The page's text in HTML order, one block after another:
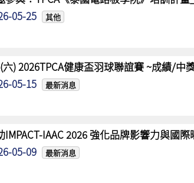
05-25
其他
) 2026TPCA健康盃羽球聯誼賽 ~成績/中
05-15
最新消息
IMPACT-IAAC 2026 強化品牌影響力與國
05-09
最新消息